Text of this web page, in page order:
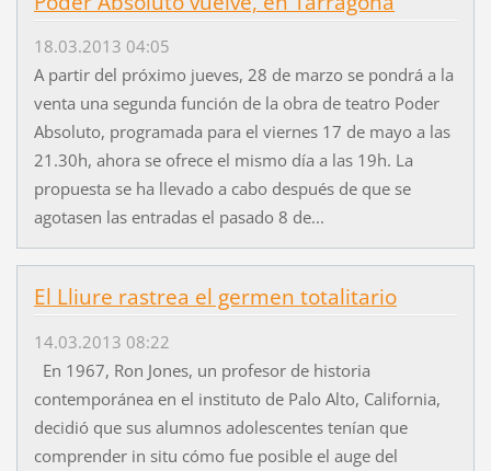
18.03.2013 04:05
A partir del próximo jueves, 28 de marzo se pondrá a la
venta una segunda función de la obra de teatro Poder
Absoluto, programada para el viernes 17 de mayo a las
21.30h, ahora se ofrece el mismo día a las 19h. La
propuesta se ha llevado a cabo después de que se
agotasen las entradas el pasado 8 de...
El Lliure rastrea el germen totalitario
14.03.2013 08:22
En 1967, Ron Jones, un profesor de historia
contemporánea en el instituto de Palo Alto, California,
decidió que sus alumnos adolescentes tenían que
comprender in situ cómo fue posible el auge del